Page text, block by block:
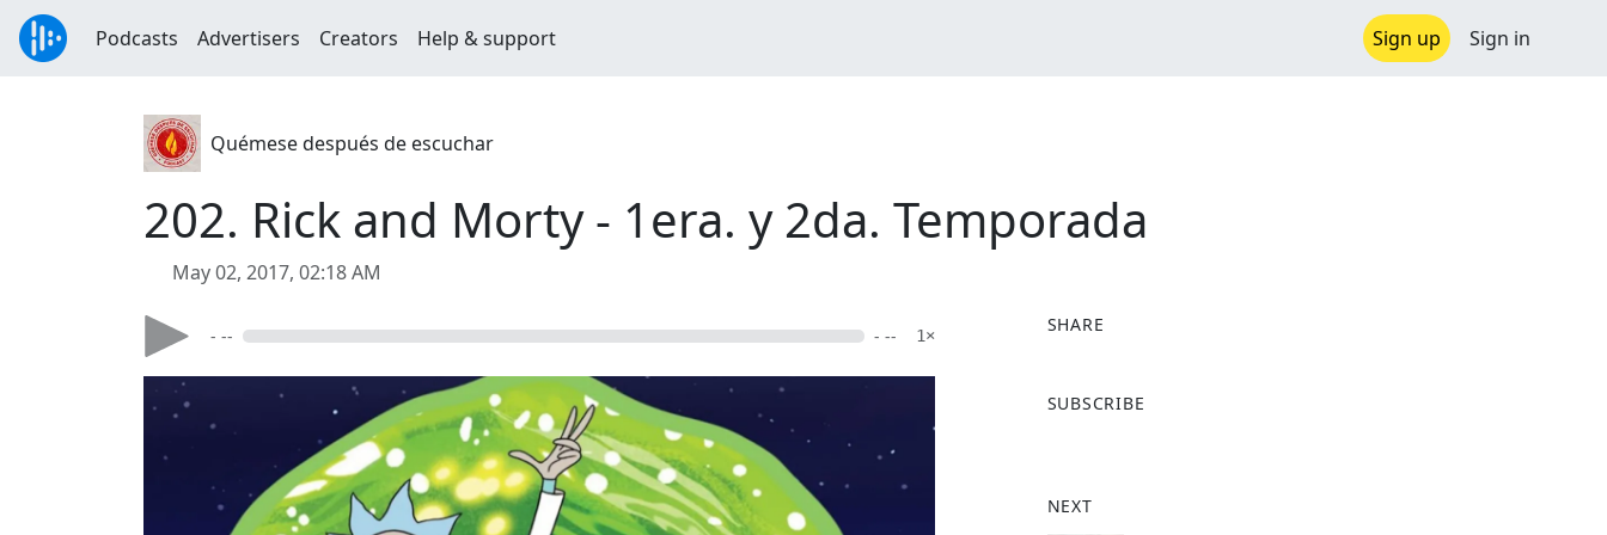
Podcasts Advertisers Creators Help & support Sign up Sign in
Quémese después de escuchar
202. Rick and Morty - 1era. y 2da. Temporada
May 02, 2017, 02:18 AM
- -- - -- 1×
SHARE
a
o
SUBSCRIBE
NEXT